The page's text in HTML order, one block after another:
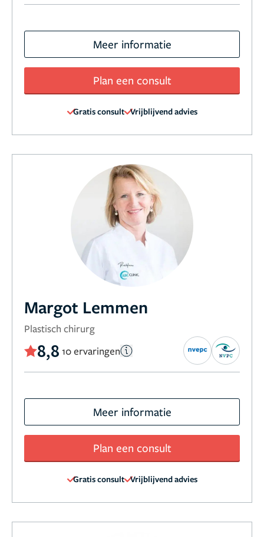
Meer informatie
Plan een consult
Gratis consult Vrijblijvend advies
Margot Lemmen
Plastisch chirurg
8,8 10 ervaringen
Meer informatie
Plan een consult
Gratis consult Vrijblijvend advies